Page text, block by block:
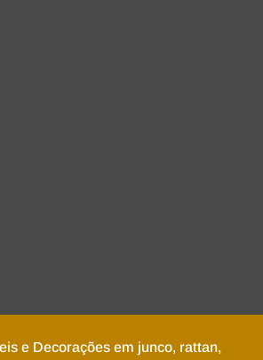
e Decorações em junco, rattan,